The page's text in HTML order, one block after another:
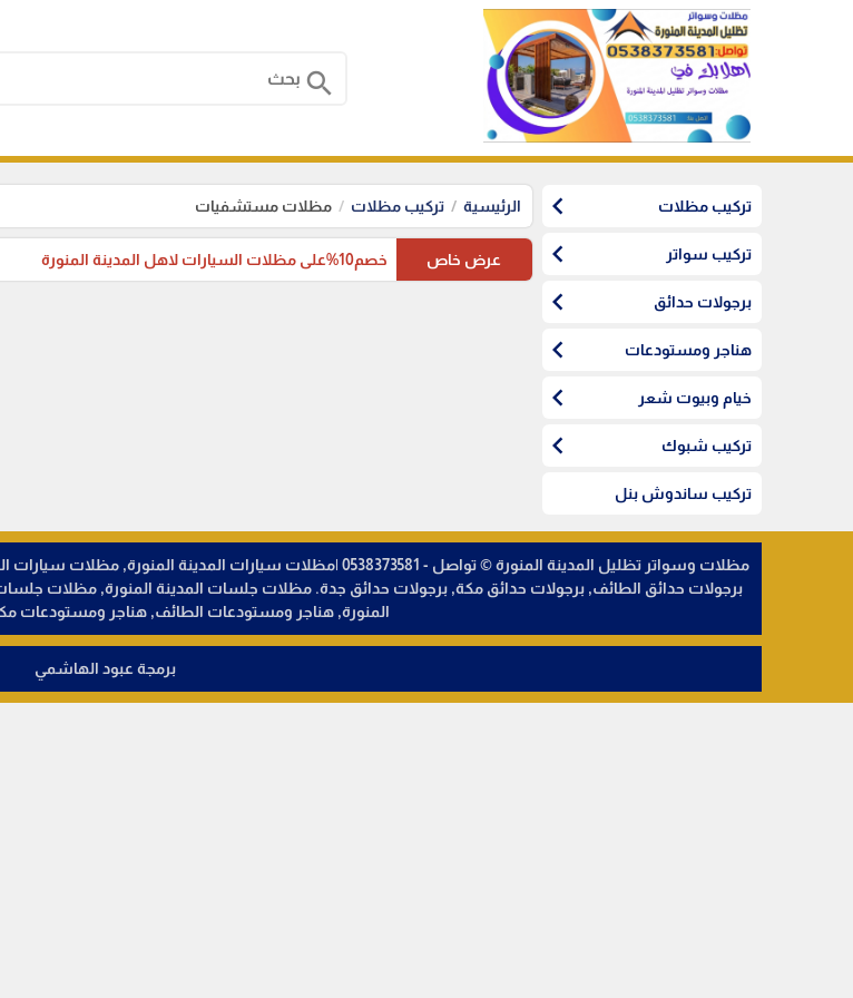
search
تركيب مظلات chevron_left
تركيب سواتر chevron_left
برجولات حدائق chevron_left
هناجر ومستودعات chevron_left
خيام وبيوت شعر chevron_left
تركيب شبوك chevron_left
تركيب ساندوش بنل
الرئيسية تركيب مظلات مظلات مستشفيات
عرض خاص خصم10%على مظلات السيارات لاهل المدينة المنورة
مظلات وسواتر تظليل المدينة المنورة © تواصل - 0538373581 |مظلات
برجولات حدائق الطائف, برجولات حدائق مكة, برجولات حدائق جدة. مظلات جلسات المدينة المنورة, مظلات
المنورة, هناجر ومستودعات الطائف, هناجر ومستودعات
برمجة عبود الهاشمي